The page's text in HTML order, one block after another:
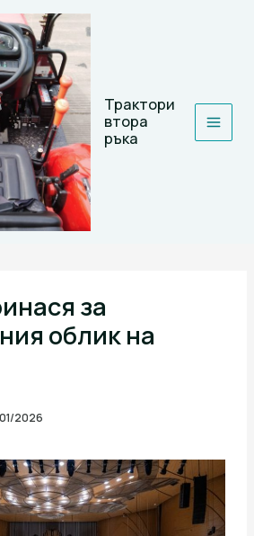
Трактори
втора
ръка
за
облик на
2026